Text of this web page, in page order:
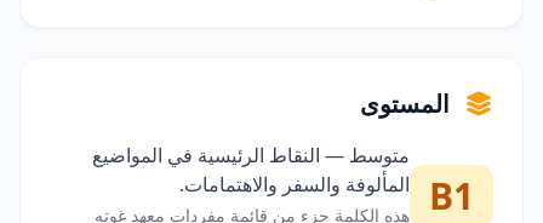
المستوى
B1
متوسط — النقاط الرئيسية في المواضيع
المألوفة والسفر والاهتمامات.
هذه الكلمة جزء من قائمة مفردات معهد غوته